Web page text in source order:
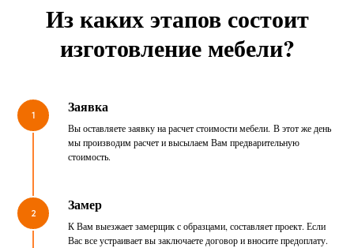
Из каких этапов состоит
изготовление мебели?
1 Заявка
Вы оставляете заявку на расчет стоимости мебели. В этот же день
мы производим расчет и высылаем Вам предварительную
стоимость.
2 Замер
К Вам выезжает замерщик с образцами, составляет проект. Если
Вас все устраивает вы заключаете договор и вносите предоплату.